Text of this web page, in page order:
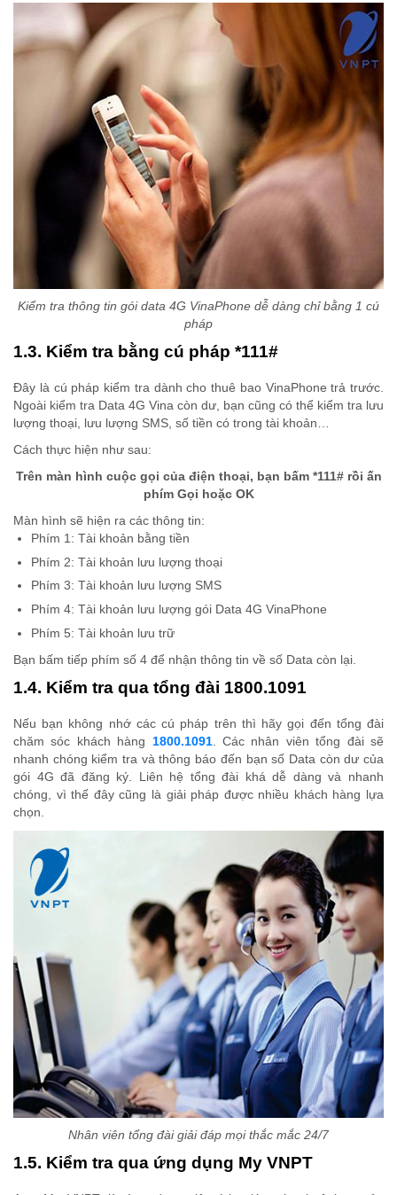
Kiểm tra thông tin gói data 4G VinaPhone dễ dàng chỉ bằng 1 cú
pháp
1.3. Kiểm tra bằng cú pháp *111#
Đây là cú pháp kiểm tra dành cho thuê bao VinaPhone trả trước.
Ngoài kiểm tra Data 4G Vina còn dư, bạn cũng có thể kiểm tra lưu
lượng thoại, lưu lượng SMS, số tiền có trong tài khoản…
Cách thực hiện như sau:
Trên màn hình cuộc gọi của điện thoại, bạn bấm *111# rồi ấn
phím Gọi hoặc OK
Màn hình sẽ hiện ra các thông tin:
Phím 1: Tài khoản bằng tiền
Phím 2: Tài khoản lưu lượng thoại
Phím 3: Tài khoản lưu lượng SMS
Phím 4: Tài khoản lưu lượng gói Data 4G VinaPhone
Phím 5: Tài khoản lưu trữ
Bạn bấm tiếp phím số 4 để nhận thông tin về số Data còn lại.
1.4. Kiểm tra qua tổng đài 1800.1091
Nếu bạn không nhớ các cú pháp trên thì hãy gọi đến tổng đài
chăm sóc khách hàng 1800.1091. Các nhân viên tổng đài sẽ
nhanh chóng kiểm tra và thông báo đến bạn số Data còn dư của
gói 4G đã đăng ký. Liên hệ tổng đài khá dễ dàng và nhanh
chóng, vì thế đây cũng là giải pháp được nhiều khách hàng lựa
chọn.
Nhân viên tổng đài giải đáp mọi thắc mắc 24/7
1.5. Kiểm tra qua ứng dụng My VNPT